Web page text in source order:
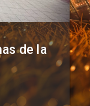
Colo